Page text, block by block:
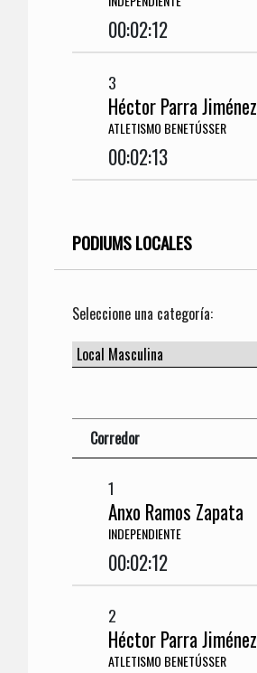
00:02:12
3
Héctor Parra Jiménez
ATLETISMO BENETÚSSER
00:02:13
PODIUMS LOCALES
Seleccione una categoría:
Corredor
1
Anxo Ramos Zapata
INDEPENDIENTE
00:02:12
2
Héctor Parra Jiménez
ATLETISMO BENETÚSSER